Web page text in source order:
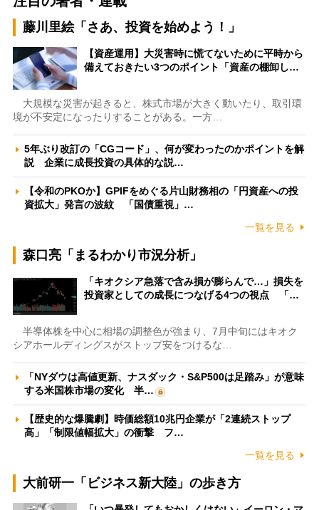
藤川里絵「さあ、投資を始めよう！」
【資産運用】大災害時に慌てないために平時から
備えておきたい3つのポイント「資産の棚卸し…
大規模な災害が起きると、株式市場が大きく動いたり、取引環
境が不安定になったりすることがある。一方…
5年ぶり改訂の「CGコード」、何が変わったのかポイントを解
説 企業に成長投資の具体的な説…
【令和のPKOか】GPIFをめぐる片山財務相の「円資産への投
資拡大」発言の波紋 「国債重視」…
一覧を見る
森口亮「まるわかり市況分析」
「キオクシア急落で含み損が膨らんで…」損失を
投資家としての成長につなげる4つの視点 「…
半導体株を中心に相場の調整色が強まり、7月中旬にはキオク
シアホールディングスがストップ安をつけるな…
「NYダウは高値更新、ナスダック・S&P500は足踏み」が意味
する米国株市場の変化 半…
【歴史的な爆騰劇】時価総額10兆円企業が「2連続ストップ
高」「制限値幅拡大」の衝撃 フ…
一覧を見る
大前研一「ビジネス新大陸」の歩き方